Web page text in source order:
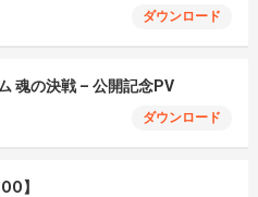
ダウンロード
魂の決戦 – 公開記念PV
ダウンロード
】